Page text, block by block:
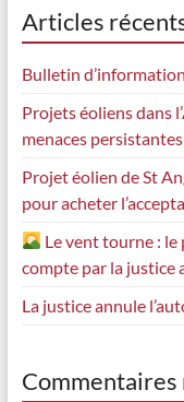
Articles
Bulletin
Projets éoliens dans
menaces persistantes
Projet éolien de St
pour acheter
Le vent tourne : le
compte par la justice
La justice annule
Commentaires